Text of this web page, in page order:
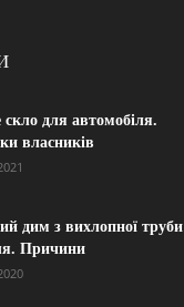
скло для автомобіля.
власників
дим з вихлопної труби
Причини